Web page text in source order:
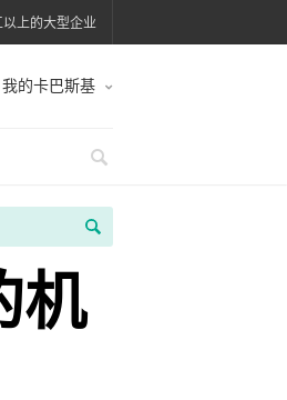
上的大型企业
我的卡巴斯基
机